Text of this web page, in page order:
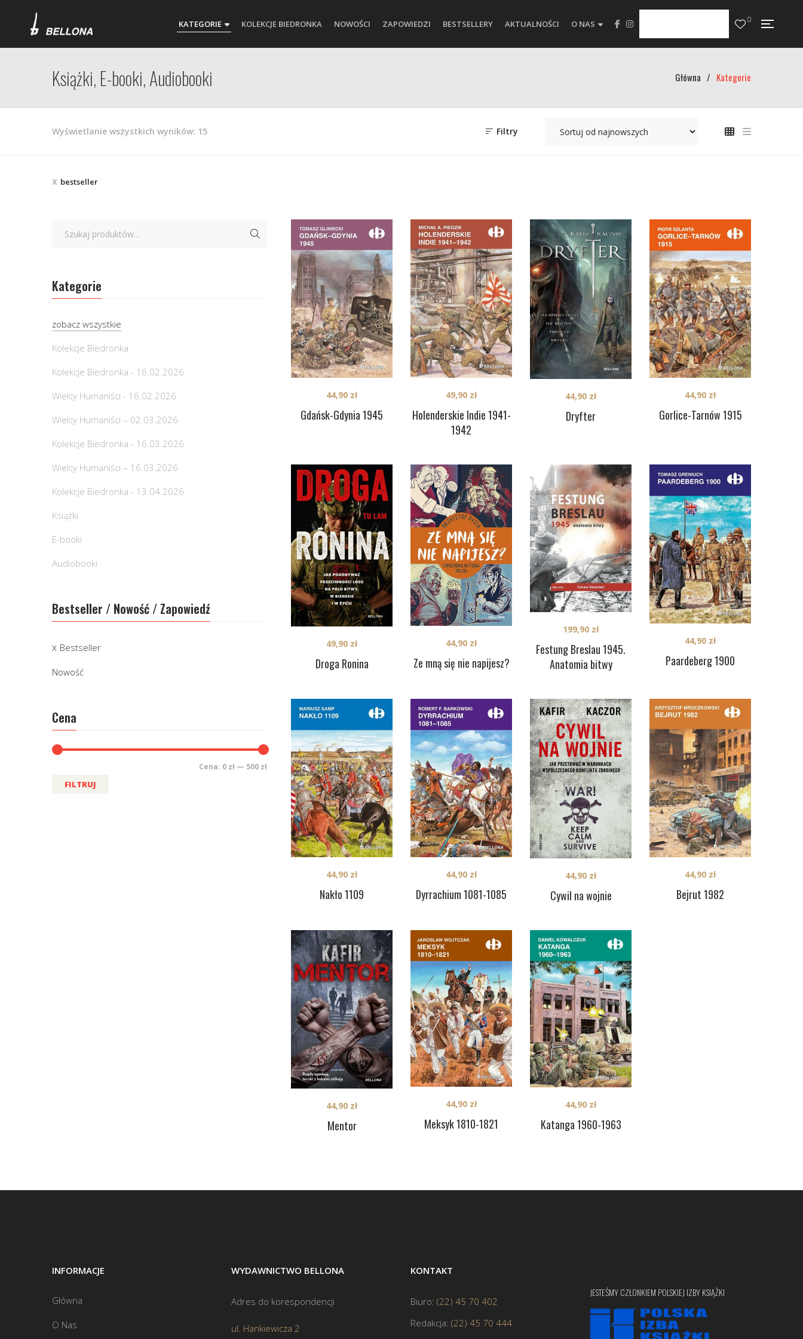
KATEGORIE KOLEKCJE BIEDRONKA NOWOŚCI ZAPOWIEDZI BESTSELLERY AKTUALNOŚCI O NAS 0
Książki, E-booki, Audiobooki Główna / Kategorie
Wyświetlanie wszystkich wyników: 15Posortowane
Filtry
bestseller
Gdańsk-Gdynia 1945
44,90 zł
Holenderskie Indie 1941-
1942
49,90 zł
Dryfter
44,90 zł
Gorlice-Tarnów 1915
44,90 zł
Droga Ronina
49,90 zł
Ze mną się nie napijesz?
44,90 zł
Festung Breslau 1945.
Anatomia bitwy
199,90 zł
Paardeberg 1900
44,90 zł
Nakło 1109
44,90 zł
Dyrrachium 1081-1085
44,90 zł
Cywil na wojnie
44,90 zł
Bejrut 1982
44,90 zł
Mentor
44,90 zł
Meksyk 1810-1821
44,90 zł
Katanga 1960-1963
44,90 zł
Kategorie
zobacz wszystkie
Kolekcje Biedronka
Kolekcje Biedronka - 16.02.2026
Wielcy Humaniści - 16.02.2026
Wielcy Humaniści – 02.03.2026
Kolekcje Biedronka - 16.03.2026
Wielcy Humaniści – 16.03.2026
Kolekcje Biedronka - 13.04.2026
Książki
E-booki
Audiobooki
Bestseller / Nowość / Zapowiedź
Bestseller
Nowość
Cena
FILTRUJ
Cena: 0 zł — 500 zł
INFORMACJE
Główna
O Nas
WYDAWNICTWO BELLONA
Adres do korespondencji
ul. Hankiewicza 2
KONTAKT
Biuro: (22) 45 70 402
Redakcja: (22) 45 70 444
JESTEŚMY CZŁONKIEM POLSKIEJ IZBY KSIĄŻKI